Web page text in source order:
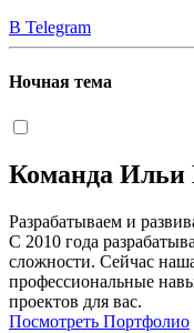
В Telegram
Ночная тема
Команда Ильи
Разрабатываем и
С 2010 года
сложности. Сейчас
профессиональные
проектов для вас.
Посмотреть Портфолио